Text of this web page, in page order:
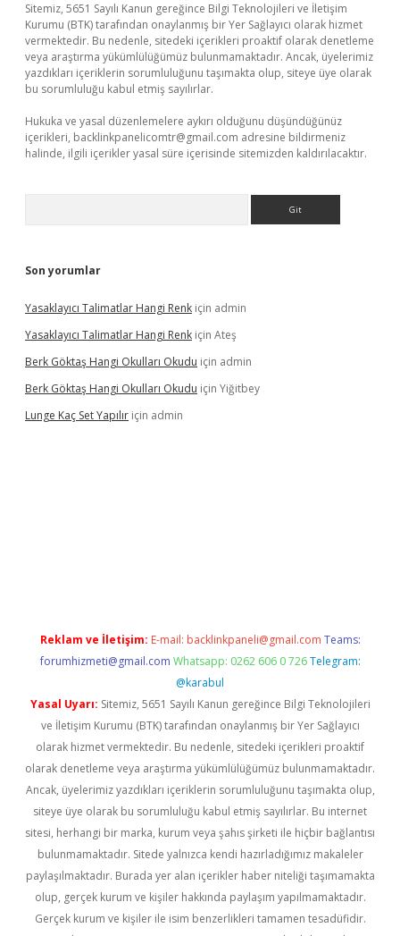
Sitemiz, 5651 Sayılı Kanun gereğince Bilgi Teknolojileri ve İletişim
Kurumu (BTK) tarafından onaylanmış bir Yer Sağlayıcı olarak hizmet
vermektedir. Bu nedenle, sitedeki içerikleri proaktif olarak denetleme
veya araştırma yükümlülüğümüz bulunmamaktadır. Ancak, üyelerimiz
yazdıkları içeriklerin sorumluluğunu taşımakta olup, siteye üye olarak
bu sorumluluğu kabul etmiş sayılırlar.
Hukuka ve yasal düzenlemelere aykırı olduğunu düşündüğünüz
içerikleri, backlinkpanelicomtr@gmail.com adresine bildirmeniz
halinde, ilgili içerikler yasal süre içerisinde sitemizden kaldırılacaktır.
Son yorumlar
Yasaklayıcı Talimatlar Hangi Renk için admin
Yasaklayıcı Talimatlar Hangi Renk için Ateş
Berk Göktaş Hangi Okulları Okudu için admin
Berk Göktaş Hangi Okulları Okudu için Yiğitbey
Lunge Kaç Set Yapılır için admin
Reklam ve İletişim: E-mail: backlinkpaneli@gmail.com Teams:
forumhizmeti@gmail.com Whatsapp: 0262 606 0 726 Telegram:
@karabul
Yasal Uyarı: Sitemiz, 5651 Sayılı Kanun gereğince Bilgi Teknolojileri
ve İletişim Kurumu (BTK) tarafından onaylanmış bir Yer Sağlayıcı
olarak hizmet vermektedir. Bu nedenle, sitedeki içerikleri proaktif
olarak denetleme veya araştırma yükümlülüğümüz bulunmamaktadır.
Ancak, üyelerimiz yazdıkları içeriklerin sorumluluğunu taşımakta olup,
siteye üye olarak bu sorumluluğu kabul etmiş sayılırlar. Bu internet
sitesi, herhangi bir marka, kurum veya şahıs şirketi ile hiçbir bağlantısı
bulunmamaktadır. Sitede yalnızca kendi hazırladığımız makaleler
paylaşılmaktadır. Burada yer alan içerikler haber niteliği taşımamakta
olup, gerçek kurum ve kişiler hakkında paylaşım yapılmamaktadır.
Gerçek kurum ve kişiler ile isim benzerlikleri tamamen tesadüfidir.